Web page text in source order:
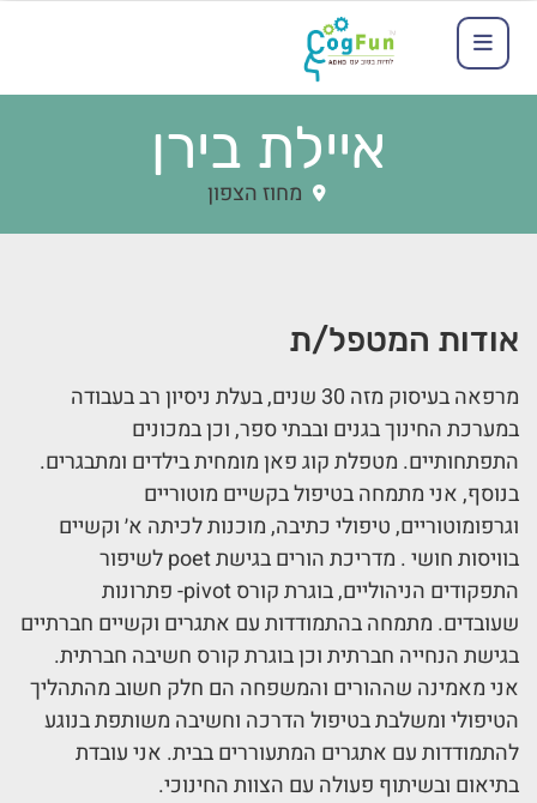
איילת בירן
מחוז הצפון
אודות המטפל/ת
מרפאה בעיסוק מזה 30 שנים, בעלת ניסיון רב בעבודה
במערכת החינוך בגנים ובבתי ספר, וכן במכונים
התפתחותיים. מטפלת קוג פאן מומחית בילדים ומתבגרים.
בנוסף, אני מתמחה בטיפול בקשיים מוטוריים
וגרפומוטוריים, טיפולי כתיבה, מוכנות לכיתה א׳ וקשיים
בוויסות חושי . מדריכת הורים בגישת poet לשיפור
התפקודים הניהוליים, בוגרת קורס pivot- פתרונות
שעובדים. מתמחה בהתמודדות עם אתגרים וקשיים חברתיים
בגישת הנחייה חברתית וכן בוגרת קורס חשיבה חברתית.
אני מאמינה שההורים והמשפחה הם חלק חשוב מהתהליך
הטיפולי ומשלבת בטיפול הדרכה וחשיבה משותפת בנוגע
להתמודדות עם אתגרים המתעוררים בבית. אני עובדת
בתיאום ובשיתוף פעולה עם הצוות החינוכי.